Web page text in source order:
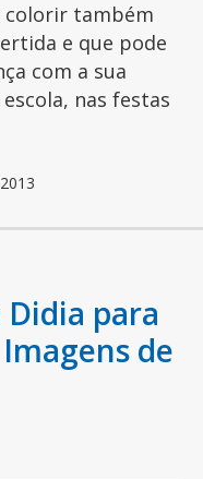
colorir também
e que pode
com a sua
nas festas
para
de